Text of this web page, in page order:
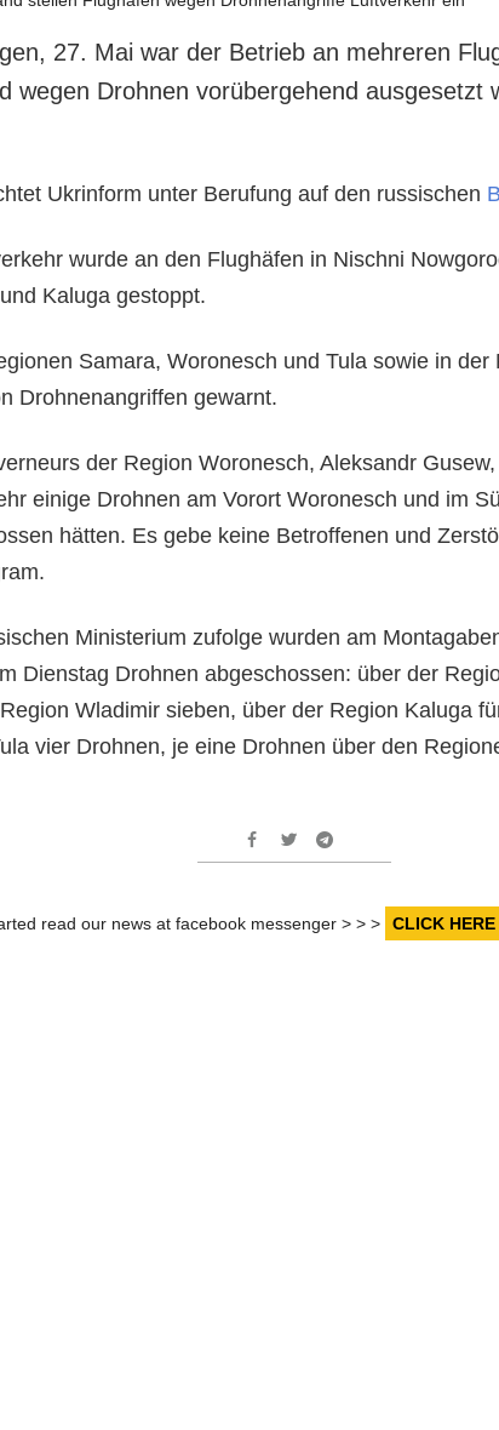
27. Mai war der Betrieb an mehreren
wegen Drohnen vorübergehend ausgesetzt
Ukrinform unter Berufung auf den russischen
wurde an den Flughäfen in Nischni
Kaluga gestoppt.
Samara, Woronesch und Tula sowie in der
Drohnenangriffen gewarnt.
der Region Woronesch, Aleksandr
einige Drohnen am Vorort Woronesch und im
hätten. Es gebe keine Betroffenen und
Ministerium zufolge wurden am
Dienstag Drohnen abgeschossen: über der
Wladimir sieben, über der Region Kaluga
vier Drohnen, je eine Drohnen über den
read our news at facebook messenger > > > CLICK